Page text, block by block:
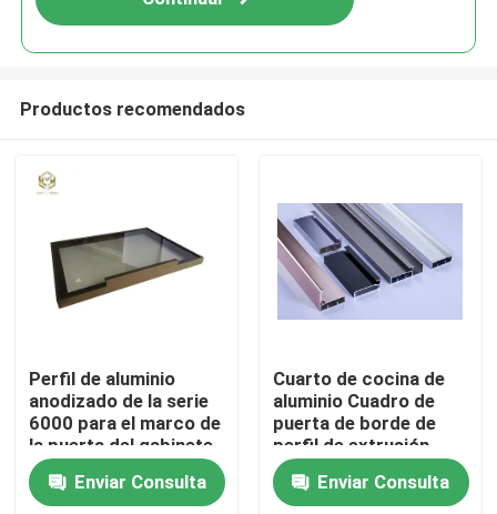
Inicio
Productos
Sobre nosotros
Productos recomendados
Perfil de aluminio
anodizado de la serie
6000 para el marco de
la puerta del gabinete
de cocina de longitud
personalizada
Enviar Consulta
Cuarto de cocina de
aluminio Cuadro de
puerta de borde de
perfil de extrusión
Anodizado con
champánEnviar Consulta